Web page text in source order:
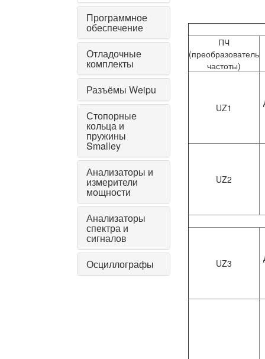
Программное
обеспечение
Отладочные
комплекты
Разъёмы Weipu
Стопорные
кольца и
пружины
Smalley
Анализаторы и
измерители
мощности
Анализаторы
спектра и
сигналов
Осциллографы
ПЧ
(преобразователь
частоты)
UZ1
UZ2
UZ3